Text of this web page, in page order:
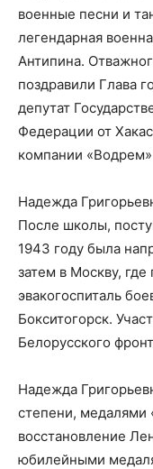
военные песни и
легендарная
Антипина.
поздравили Глава
депутат
Федерации от
компании
Надежда
После школы,
1943 году была
затем в Москву,
эвакогоспиталь
Бокситогорск.
Белорусского
Надежда
степени, медалями
восстановление
юбилейными